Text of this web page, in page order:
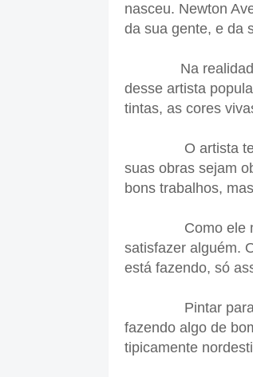
nasceu. Newton
da sua gente, e da
Na realidade
desse artista
tintas, as cores
O artista tem a
suas obras sejam
bons trabalhos,
Como ele
satisfazer alguém.
está fazendo, só
Pintar para
fazendo algo de
tipicamente